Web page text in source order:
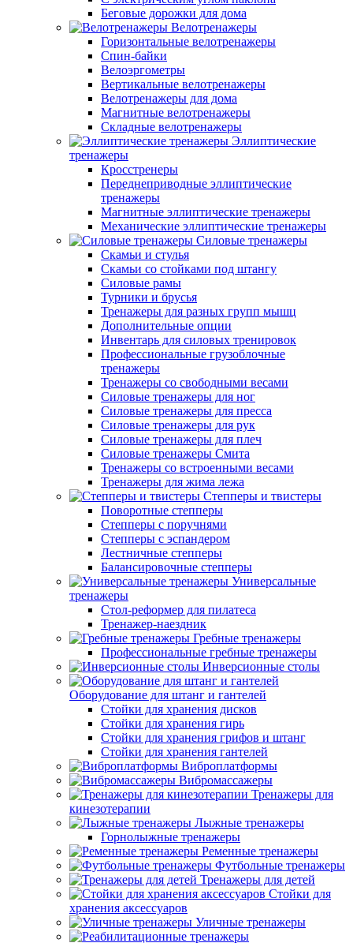
Беговые дорожки для дома
Велотренажеры
Горизонтальные велотренажеры
Спин-байки
Велоэргометры
Вертикальные велотренажеры
Велотренажеры для дома
Магнитные велотренажеры
Складные велотренажеры
Эллиптические
тренажеры
Кросстренеры
Переднеприводные эллиптические
тренажеры
Магнитные эллиптические тренажеры
Механические эллиптические тренажеры
Силовые тренажеры
Скамьи и стулья
Скамьи со стойками под штангу
Силовые рамы
Турники и брусья
Тренажеры для разных групп мышц
Дополнительные опции
Инвентарь для силовых тренировок
Профессиональные грузоблочные
тренажеры
Тренажеры со свободными весами
Силовые тренажеры для ног
Силовые тренажеры для пресса
Силовые тренажеры для рук
Силовые тренажеры для плеч
Силовые тренажеры Смита
Тренажеры со встроенными весами
Тренажеры для жима лежа
Степперы и твистеры
Поворотные степперы
Степперы с поручнями
Степперы с эспандером
Лестничные степперы
Балансировочные степперы
Универсальные
тренажеры
Стол-реформер для пилатеса
Тренажер-наездник
Гребные тренажеры
Профессиональные гребные тренажеры
Инверсионные столы
Оборудование для штанг и гантелей
Стойки для хранения дисков
Стойки для хранения гирь
Стойки для хранения грифов и штанг
Стойки для хранения гантелей
Виброплатформы
Вибромассажеры
Тренажеры для
кинезотерапии
Лыжные тренажеры
Горнолыжные тренажеры
Ременные тренажеры
Футбольные тренажеры
Тренажеры для детей
Стойки для
хранения аксессуаров
Уличные тренажеры